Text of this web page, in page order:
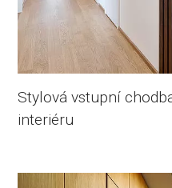
Stylová vstupní
interiéru